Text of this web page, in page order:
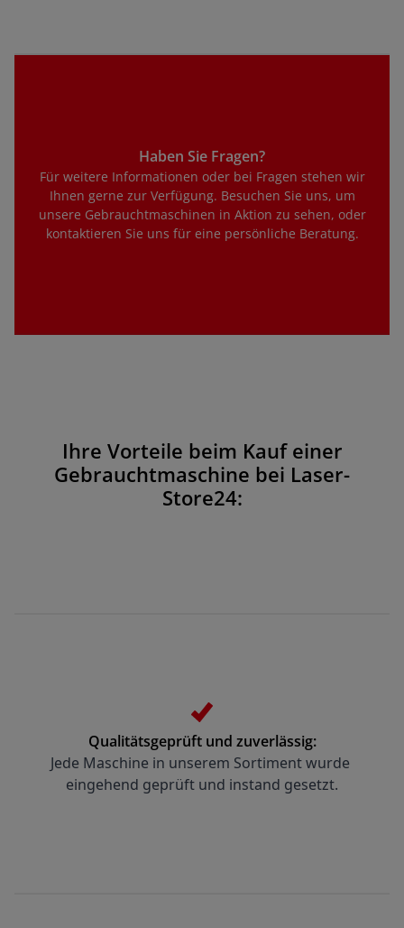
Haben Sie Fragen?
Für weitere Informationen oder bei Fragen stehen wir
Ihnen gerne zur Verfügung. Besuchen Sie uns, um
unsere Gebrauchtmaschinen in Aktion zu sehen, oder
kontaktieren Sie uns für eine persönliche Beratung.
Ihre Vorteile beim Kauf einer
Gebrauchtmaschine bei Laser-
Store24:
Qualitätsgeprüft und zuverlässig:
Jede Maschine in unserem Sortiment wurde
eingehend geprüft und instand gesetzt.